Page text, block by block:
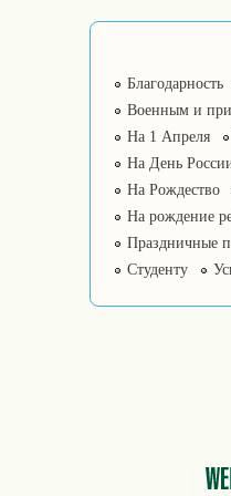
Благодарность
Военным и
На 1 Апреля
На День
На Рождество
На рождение
Праздничные
Студенту